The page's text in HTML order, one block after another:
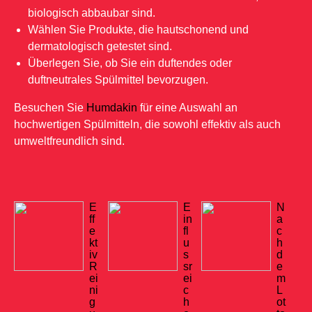
biologisch abbaubar sind.
Wählen Sie Produkte, die hautschonend und
dermatologisch getestet sind.
Überlegen Sie, ob Sie ein duftendes oder
duftneutrales Spülmittel bevorzugen.
Besuchen Sie Humdakin für eine Auswahl an
hochwertigen Spülmitteln, die sowohl effektiv als auch
umweltfreundlich sind.
E
ff
e
kt
iv
R
ei
ni
g
E
in
fl
u
s
sr
ei
c
h
N
a
c
h
d
e
m
L
ot